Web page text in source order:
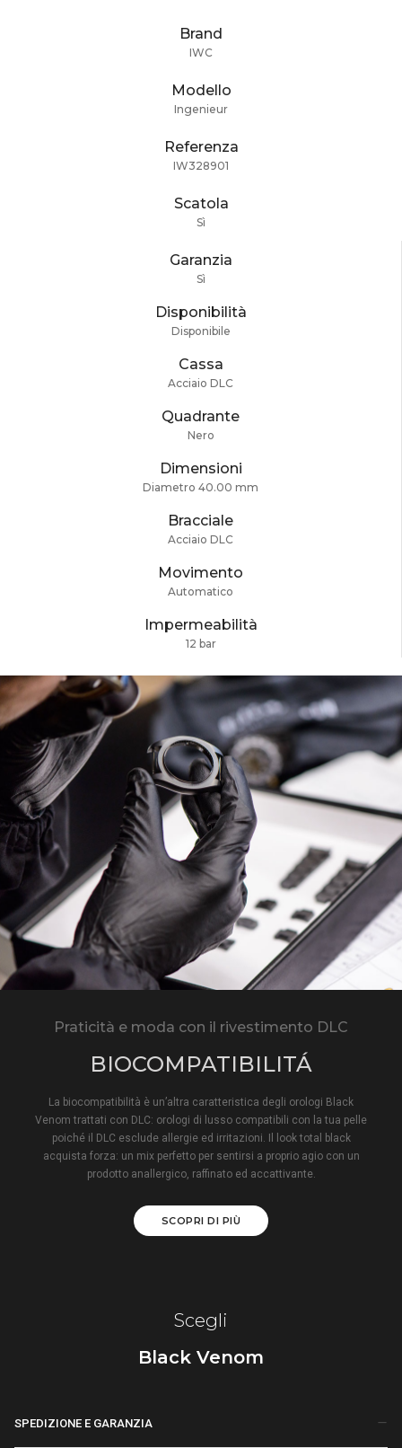
Brand
IWC
Modello
Ingenieur
Referenza
IW328901
Scatola
Sì
Garanzia
Sì
Disponibilità
Disponibile
Cassa
Acciaio DLC
Quadrante
Nero
Dimensioni
Diametro 40.00 mm
Bracciale
Acciaio DLC
Movimento
Automatico
Impermeabilità
12 bar
Praticità e moda con il rivestimento DLC
BIOCOMPATIBILITÁ
La biocompatibilità è un’altra caratteristica degli orologi Black
Venom trattati con DLC: orologi di lusso compatibili con la tua pelle
poiché il DLC esclude allergie ed irritazioni. Il look total black
acquista forza: un mix perfetto per sentirsi a proprio agio con un
prodotto anallergico, raffinato ed accattivante.
SCOPRI DI PIÙ
Scegli
Black Venom
SPEDIZIONE E GARANZIA